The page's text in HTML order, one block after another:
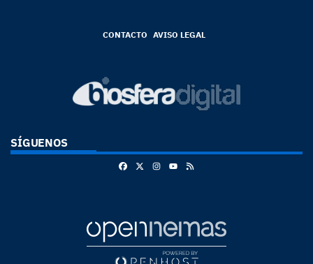
CONTACTO AVISO LEGAL
SÍGUENOS
FacebookInstagram